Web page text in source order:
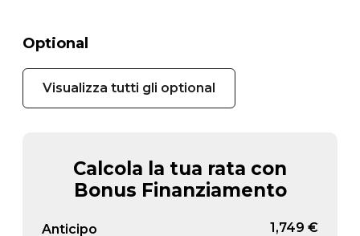
Optional
Visualizza tutti gli optional
Calcola la tua rata con
Bonus Finanziamento
Anticipo 1,749 €